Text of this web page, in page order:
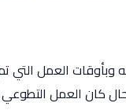
وبأوقات العمل التي
حال كان العمل